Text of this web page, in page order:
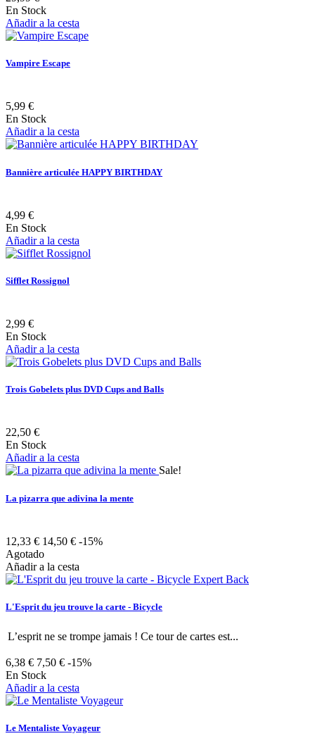
En Stock
Añadir a la cesta
Vampire Escape
5,99 €
En Stock
Añadir a la cesta
Bannière articulée HAPPY BIRTHDAY
4,99 €
En Stock
Añadir a la cesta
Sifflet Rossignol
2,99 €
En Stock
Añadir a la cesta
Trois Gobelets plus DVD Cups and Balls
22,50 €
En Stock
Añadir a la cesta
Sale!
La pizarra que adivina la mente
12,33 € 14,50 € -15%
Agotado
Añadir a la cesta
L'Esprit du jeu trouve la carte - Bicycle
L’esprit ne se trompe jamais ! Ce tour de cartes est...
6,38 € 7,50 € -15%
En Stock
Añadir a la cesta
Le Mentaliste Voyageur